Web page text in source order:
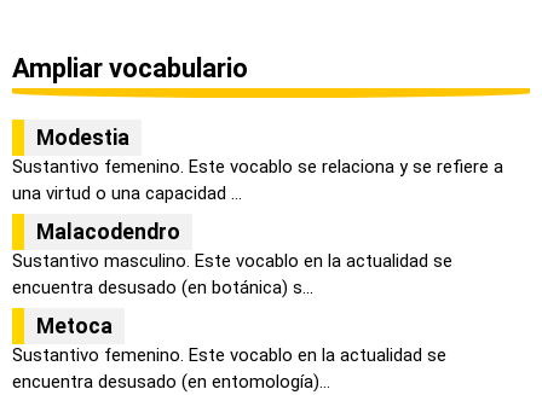
Ampliar vocabulario
Modestia
Sustantivo femenino. Este vocablo se relaciona y se refiere a
una virtud o una capacidad ...
Malacodendro
Sustantivo masculino. Este vocablo en la actualidad se
encuentra desusado (en botánica) s...
Metoca
Sustantivo femenino. Este vocablo en la actualidad se
encuentra desusado (en entomología)...